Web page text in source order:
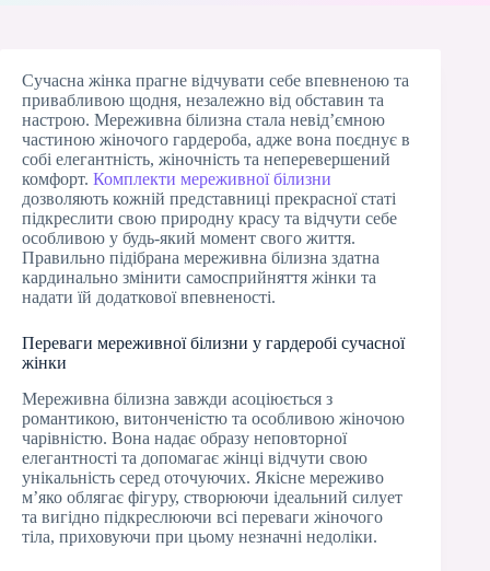
Сучасна жінка прагне відчувати себе впевненою та
привабливою щодня, незалежно від обставин та
настрою. Мереживна білизна стала невід’ємною
частиною жіночого гардероба, адже вона поєднує в
собі елегантність, жіночність та неперевершений
комфорт. Комплекти мереживної білизни
дозволяють кожній представниці прекрасної статі
підкреслити свою природну красу та відчути себе
особливою у будь-який момент свого життя.
Правильно підібрана мереживна білизна здатна
кардинально змінити самосприйняття жінки та
надати їй додаткової впевненості.
Переваги мереживної білизни у гардеробі сучасної
жінки
Мереживна білизна завжди асоціюється з
романтикою, витонченістю та особливою жіночою
чарівністю. Вона надає образу неповторної
елегантності та допомагає жінці відчути свою
унікальність серед оточуючих. Якісне мереживо
м’яко облягає фігуру, створюючи ідеальний силует
та вигідно підкреслюючи всі переваги жіночого
тіла, приховуючи при цьому незначні недоліки.